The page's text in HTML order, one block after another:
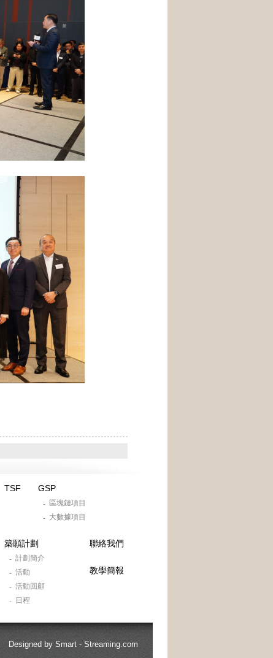
TSF GSP
- 區塊鏈項目
- 大數據項目
築願計劃
- 計劃簡介
- 活動
- 活動回顧
-
日程
聯絡我們
教學簡報
Designed by Smart - Streaming.com